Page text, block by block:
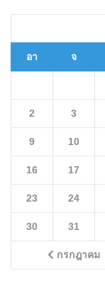
อา จ
กรกฎาคม
2 3
9 10
16 17
23 24
30 31